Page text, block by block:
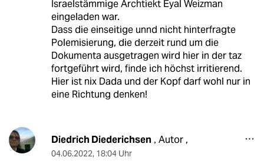
Israelstämmige Archtiekt Eyal Weizman
eingeladen war.
Dass die einseitige unnd nicht hinterfragte
Polemisierung, die derzeit rund um die
Dokumenta ausgetragen wird hier in der taz
fortgeführt wird, finde ich höchst irritierend.
Hier ist nix Dada und der Kopf darf wohl nur in
eine Richtung denken!
Diedrich Diederichsen, Autor ,
04.06.2022, 18:04 Uhr